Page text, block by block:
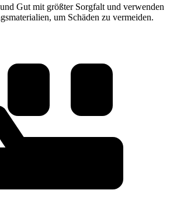
Gut mit größter Sorgfalt und verwenden
um Schäden zu vermeiden.